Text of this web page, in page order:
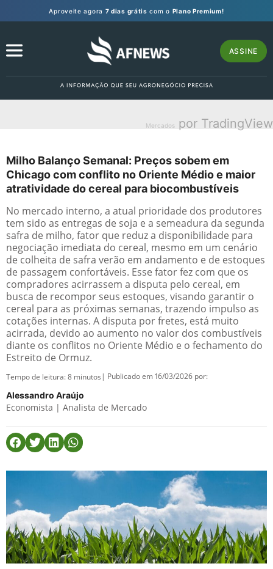
Aproveite agora 7 dias grátis com o Plano Premium!
ASSINE
Mercados por TradingView
Milho Balanço Semanal: Preços sobem em
Chicago com conflito no Oriente Médio e maior
atratividade do cereal para biocombustíveis
No mercado interno, a atual prioridade dos produtores
tem sido as entregas de soja e a semeadura da segunda
safra de milho, fator que reduz a disponibilidade para
negociação imediata do cereal, mesmo em um cenário
de colheita de safra verão em andamento e de estoques
de passagem confortáveis. Esse fator fez com que os
compradores acirrassem a disputa pelo cereal, em
busca de recompor seus estoques, visando garantir o
cereal para as próximas semanas, trazendo impulso as
cotações internas. A disputa por fretes, está muito
acirrada, devido ao aumento no valor dos combustíveis
diante os conflitos no Oriente Médio e o fechamento do
Estreito de Ormuz.
Tempo de leitura:8 minutos | Publicado em 16/03/2026 por:
Alessandro Araújo
Economista | Analista de Mercado